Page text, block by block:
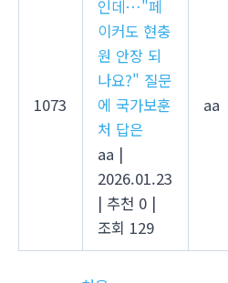
1073
인데…"페
이커도 현충
원 안장 되
나요?" 질문
에 국가보훈
처 답은
aa |
2026.01.23
| 추천 0 |
조회 129
aa